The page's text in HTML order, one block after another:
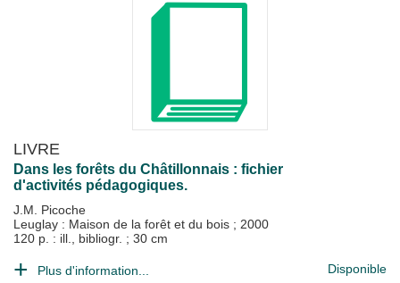
LIVRE
Dans les forêts du Châtillonnais : fichier
d'activités pédagogiques.
J.M. Picoche
Leuglay : Maison de la forêt et du bois ; 2000
120 p. : ill., bibliogr. ; 30 cm
Plus d'information... Disponible